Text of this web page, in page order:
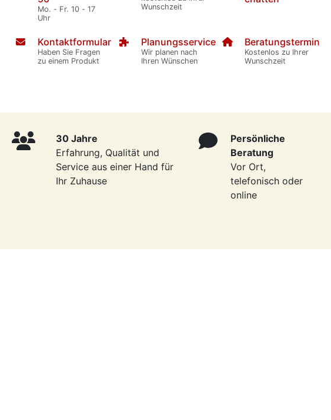
Mo. - Fr. 10 - 17
Uhr
Wunschzeit
Kontaktformular
Haben Sie Fragen
zu einem Produkt
Planungsservice
Wir planen nach
Ihren Wünschen
Beratungstermin
Kostenlos zu Ihrer
Wunschzeit
30 Jahre
Erfahrung, Qualität und
Service aus einer Hand für
Ihr Zuhause
Persönliche
Beratung
Vor Ort,
telefonisch oder
online